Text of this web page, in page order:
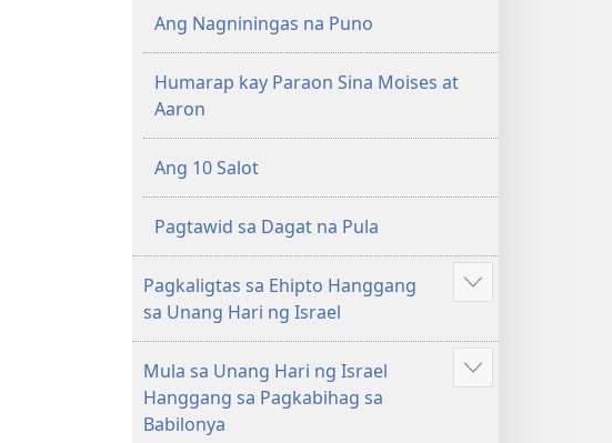
Ang Nagniningas na Puno
Humarap kay Paraon Sina Moises at
Aaron
Ang 10 Salot
Pagtawid sa Dagat na Pula
Pagkaligtas sa Ehipto Hanggang
sa Unang Hari ng Israel
Ipakita
iba
pa
Mula sa Unang Hari ng Israel
Hanggang sa Pagkabihag sa
Babilonya
Ipakita